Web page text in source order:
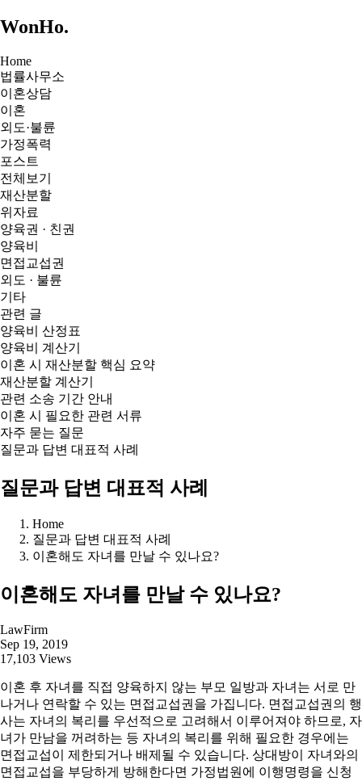
WonHo.
Home
법률사무소
이혼상담
이혼
외도·불륜
가정폭력
포스트
전체보기
재산분할
위자료
양육권 · 친권
양육비
면접교섭권
외도 · 불륜
기타
관련 글
양육비 산정표
양육비 계산기
이혼 시 재산분할 핵심 요약
재산분할 계산기
관련 소송 기간 안내
이혼 시 필요한 관련 서류
자주 묻는 질문
질문과 답변 대표적 사례
질문과 답변 대표적 사례
Home
질문과 답변 대표적 사례
이혼해도 자녀를 만날 수 있나요?
이혼해도 자녀를 만날 수 있나요?
LawFirm
Sep 19, 2019
17,103 Views
이혼 후 자녀를 직접 양육하지 않는 부모 일방과 자녀는 서로 만
나거나 연락할 수 있는 면접교섭권을 가집니다. 면접교섭권의 행
사는 자녀의 복리를 우선적으로 고려해서 이루어져야 하므로, 자
녀가 만남을 꺼려하는 등 자녀의 복리를 위해 필요한 경우에는
면접교섭이 제한되거나 배제될 수 있습니다. 상대방이 자녀와의
면접교섭을 부당하게 방해한다면 가정법원에 이행명령을 신청